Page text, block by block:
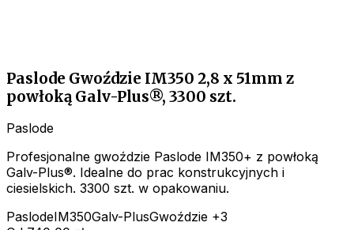
Paslode Gwoździe IM350 2,8 x 51mm z
powłoką Galv-Plus®, 3300 szt.
Paslode
Profesjonalne gwoździe Paslode IM350+ z powłoką
Galv-Plus®. Idealne do prac konstrukcyjnych i
ciesielskich. 3300 szt. w opakowaniu.
PaslodeIM350Galv-PlusGwoździe +3